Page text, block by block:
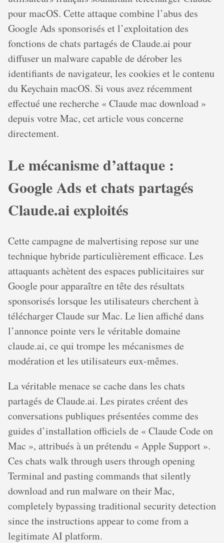
pour macOS. Cette attaque combine l’abus des
Google Ads sponsorisés et l’exploitation des
fonctions de chats partagés de Claude.ai pour
diffuser un malware capable de dérober les
identifiants de navigateur, les cookies et le contenu
du Keychain macOS. Si vous avez récemment
effectué une recherche « Claude mac download »
depuis votre Mac, cet article vous concerne
directement.
Le mécanisme d’attaque :
Google Ads et chats partagés
Claude.ai exploités
Cette campagne de malvertising repose sur une
technique hybride particulièrement efficace. Les
attaquants achètent des espaces publicitaires sur
Google pour apparaître en tête des résultats
sponsorisés lorsque les utilisateurs cherchent à
télécharger Claude sur Mac. Le lien affiché dans
l’annonce pointe vers le véritable domaine
claude.ai, ce qui trompe les mécanismes de
modération et les utilisateurs eux-mêmes.
La véritable menace se cache dans les chats
partagés de Claude.ai. Les pirates créent des
conversations publiques présentées comme des
guides d’installation officiels de « Claude Code on
Mac », attribués à un prétendu « Apple Support ».
Ces chats walk through users through opening
Terminal and pasting commands that silently
download and run malware on their Mac,
completely bypassing traditional security detection
since the instructions appear to come from a
legitimate AI platform.